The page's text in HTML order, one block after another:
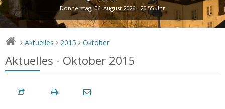
Donnerstag, 06. August 2026 - 20:55 Uhr
> Aktuelles > 2015 > Oktober
Aktuelles - Oktober 2015